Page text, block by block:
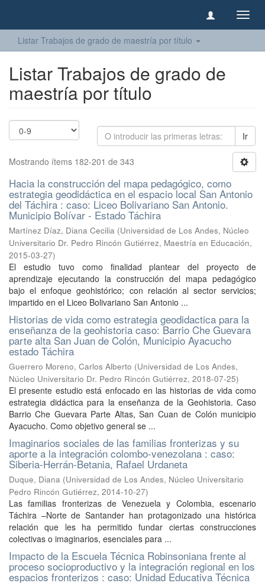
Listar Trabajos de grado de maestría por título
Listar Trabajos de grado de
maestría por título
Ir
Mostrando ítems 182-201 de 343
Hacia la construcción del mapa pedagógico, como
estrategia geodidáctica en el espacio local San Antonio
del Táchira : caso: Liceo Bolivariano San Antonio.
Municipio Bolívar - Estado Táchira
Martínez Díaz, Diana Cecilia (Universidad de Los Andes, Núcleo
Universitario Dr. Pedro Rincón Gutiérrez, Maestría en Educación,
2015-03-27)
El estudio tuvo como finalidad plantear del proyecto de
aprendizaje ejecutando la construcción del mapa pedagógico
bajo el enfoque geohistórico; con relación al sector servicios;
impartido en el Liceo Bolivariano San Antonio ...
Historias de vida como estrategia geodidactica para la
enseñanza de la geohistoria caso: Barrio Che Guevara
parte alta San Juan de Colón, Municipio Ayacucho
estado Táchira
Guerrero Moreno, Carlos Alberto (Universidad de Los Andes,
Núcleo Universitario Dr. Pedro Rincón Gutiérrez, 2018-07-25)
El presente estudio está enfocado en las historias de vida como
estrategia didáctica para la enseñanza de la Geohistoria. Caso
Barrio Che Guevara Parte Altas, San Cuan de Colón municipio
Ayacucho. Como objetivo general se ...
Imaginarios sociales de las familias fronterizas y su
aporte a la integración colombo-venezolana : caso:
Siberia-Herrán-Betania, Rafael Urdaneta
Duque, Diana (Universidad de Los Andes, Núcleo Universitario
Pedro Rincón Gutiérrez, 2014-10-27)
Las familias fronterizas de Venezuela y Colombia, escenario
Táchira –Norte de Santander han protagonizado una histórica
relación que les ha permitido fundar ciertas construcciones
colectivas o imaginarios, esenciales para ...
Impacto de la Escuela Técnica Robinsoniana frente al
proceso socioproductivo y la integración regional en los
espacios fronterizos : caso: Unidad Educativa Técnica